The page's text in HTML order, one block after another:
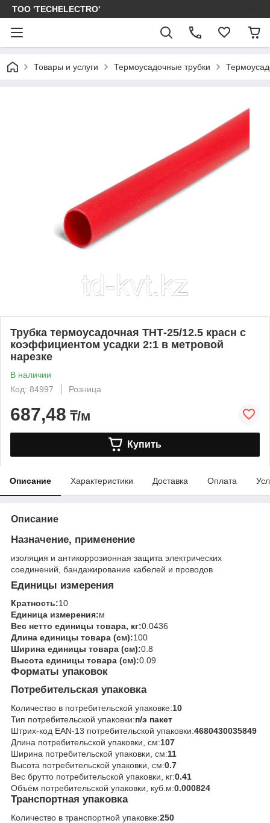
ТОО 'TECHELECTRO'
Товары и услуги Термоусадочные трубки
Трубка термоусадочная ТНТ-25/12.5 красн с
коэффициентом усадки 2:1 в метровой
нарезке
В наличии
Код: 84997
Розница
687,48 ₸/м
Купить
Описание Характеристики Доставка Оплата
Описание
Назначение, применение
изоляция и антикоррозионная защита электрических
соединений, бандажирование кабелей и проводов
Единицы измерения
Кратность:10
Единица измерения:м
Вес нетто единицы товара, кг:0.0436
Длина единицы товара (см):100
Ширина единицы товара (см):0.8
Высота единицы товара (см):0.09
Форматы упаковок
Потребительская упаковка
Количество в потребительской упаковке:10
Тип потребительской упаковки:п/э пакет
Штрих-код EAN-13 потребительской упаковки:4680430035849
Длина потребительской упаковки, см:107
Ширина потребительской упаковки, см:11
Высота потребительской упаковки, см:0.7
Вес брутто потребительской упаковки, кг:0.41
Объём потребительской упаковки, куб.м:0.000824
Транспортная упаковка
Количество в транспортной упаковке:250